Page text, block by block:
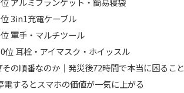
3in1充電ケーブル
軍手・マルチツール
位 耳栓・アイマスク・ホイッスル
その順番なのか｜発災後72時間で本当に困ること
電するとスマホの価値が一気に上がる